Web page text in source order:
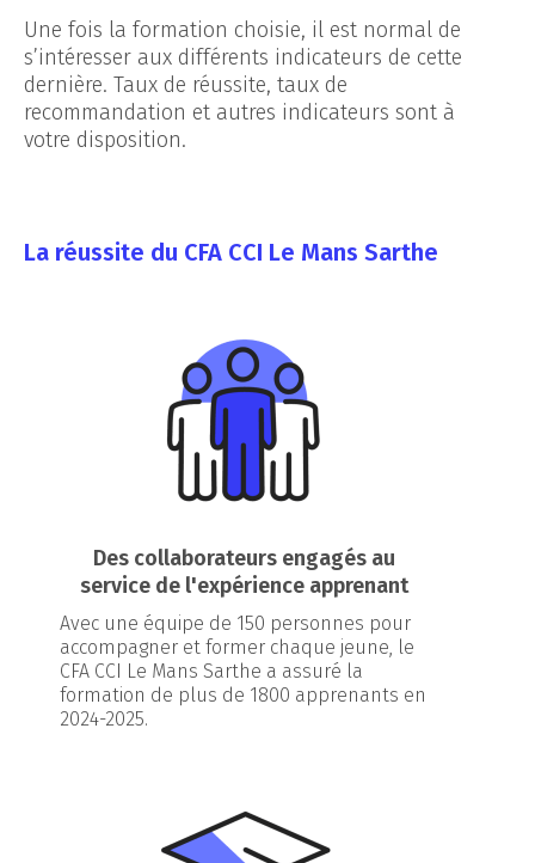
Une fois la formation choisie, il est normal de
s’intéresser aux différents indicateurs de cette
dernière. Taux de réussite, taux de
recommandation et autres indicateurs sont à
votre disposition.
La réussite du CFA CCI Le Mans Sarthe ​
Des collaborateurs engagés au
service de l'expérience apprenant
Avec une équipe de 150 personnes pour
accompagner et former chaque jeune, le
CFA CCI Le Mans Sarthe a assuré la
formation de plus de 1800 apprenants en
2024-2025.